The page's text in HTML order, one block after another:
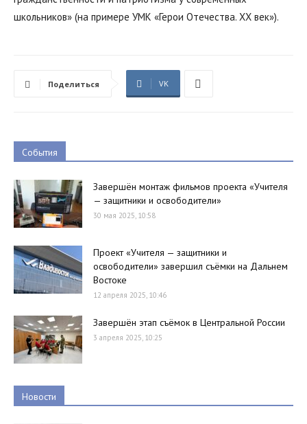
школьников» (на примере УМК «Герои Отечества. XX век»).
Поделиться VK
События
Завершён монтаж фильмов проекта «Учителя
— защитники и освободители»
30 мая 2025, 10:58
Проект «Учителя — защитники и
освободители» завершил съёмки на Дальнем
Востоке
12 апреля 2025, 10:46
Завершён этап съёмок в Центральной России
3 апреля 2025, 10:25
Новости